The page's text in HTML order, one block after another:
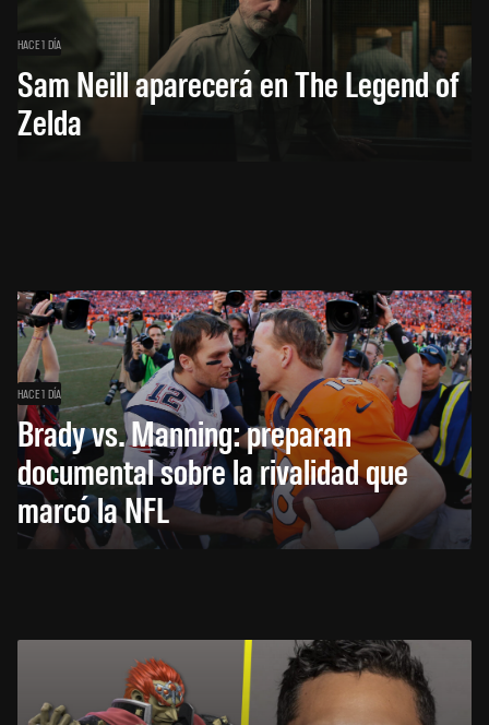
HACE 1 DÍA
Sam Neill aparecerá en The Legend of
Zelda
HACE 1 DÍA
Brady vs. Manning: preparan
documental sobre la rivalidad que
marcó la NFL